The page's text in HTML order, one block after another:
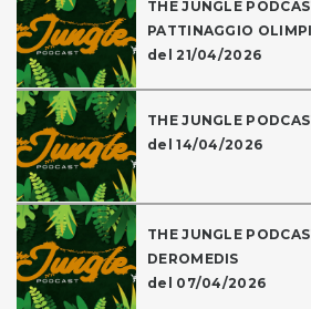
THE JUNGLE
PATTINAGGIO
del 21/04/2026
THE JUNGLE
del 14/04/2026
THE JUNGLE
DEROMEDIS
del 07/04/2026